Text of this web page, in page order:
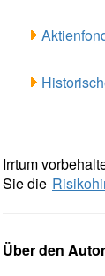
Irrtum
Sie die
Über den